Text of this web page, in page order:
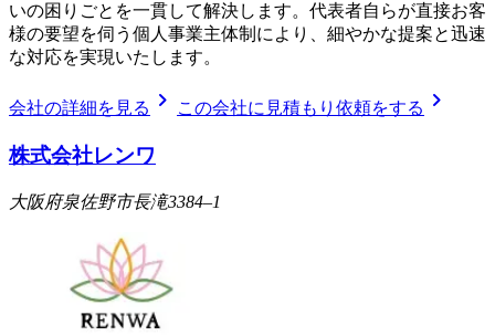
いの困りごとを一貫して解決します。代表者自らが直接お客
様の要望を伺う個人事業主体制により、細やかな提案と迅速
な対応を実現いたします。
会社の詳細を見る chevron_right この会社に見積もり依頼をする chevron_right
株式会社レンワ
大阪府泉佐野市長滝3384‒1